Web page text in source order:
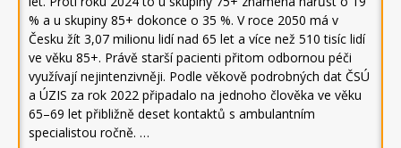
% a u skupiny 85+ dokonce o 35 %. V roce 2050 má v
Česku žít 3,07 milionu lidí nad 65 let a více než 510 tisíc lidí
ve věku 85+. Právě starší pacienti přitom odbornou péči
využívají nejintenzivněji. Podle věkově podrobných dat ČSÚ
a ÚZIS za rok 2022 připadalo na jednoho člověka ve věku
65–69 let přibližně deset kontaktů s ambulantním
specialistou ročně. …